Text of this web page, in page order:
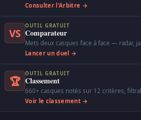
Consulter l'Arbitre →
VS
OUTIL GRATUIT
Comparateur
Mets deux casques face à face — radar,
Lancer un duel →
🏆
OUTIL GRATUIT
Classement
660+ casques notés sur 12 critères,
Voir le classement →